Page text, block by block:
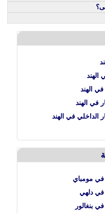
الهند
الهند
في الهند
الداخلي في الهند
في مومباي
في دلهي
بنغالور